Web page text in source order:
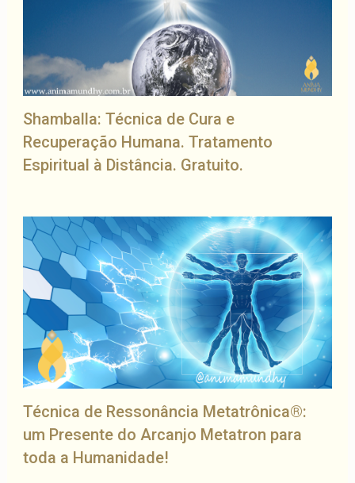
Shamballa: Técnica de Cura e
Recuperação Humana. Tratamento
Espiritual à Distância. Gratuito.
Técnica de Ressonância Metatrônica®:
um Presente do Arcanjo Metatron para
toda a Humanidade!